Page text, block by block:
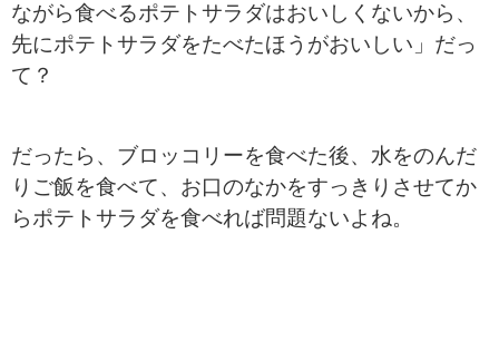
ながら食べるポテトサラダはおいしくないから、
先にポテトサラダをたべたほうがおいしい」だっ
て？
だったら、ブロッコリーを食べた後、水をのんだ
りご飯を食べて、お口のなかをすっきりさせてか
らポテトサラダを食べれば問題ないよね。